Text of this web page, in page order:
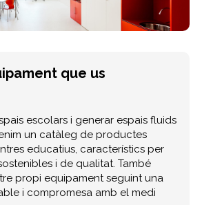
que us
escolars i generar espais fluids
un catàleg de productes
educatius, característics per
i de qualitat. També
propi equipament seguint una
i compromesa amb el medi